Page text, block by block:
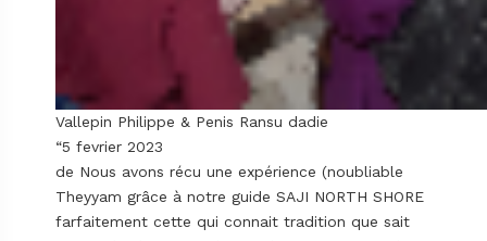
Vallepin Philippe & Penis Ransu dadie
“5 fevrier 2023
de Nous avons récu une expérience (noubliable
Theyyam grâce à notre guide SAJI NORTH SHORE
farfaitement cette qui connait tradition que sait